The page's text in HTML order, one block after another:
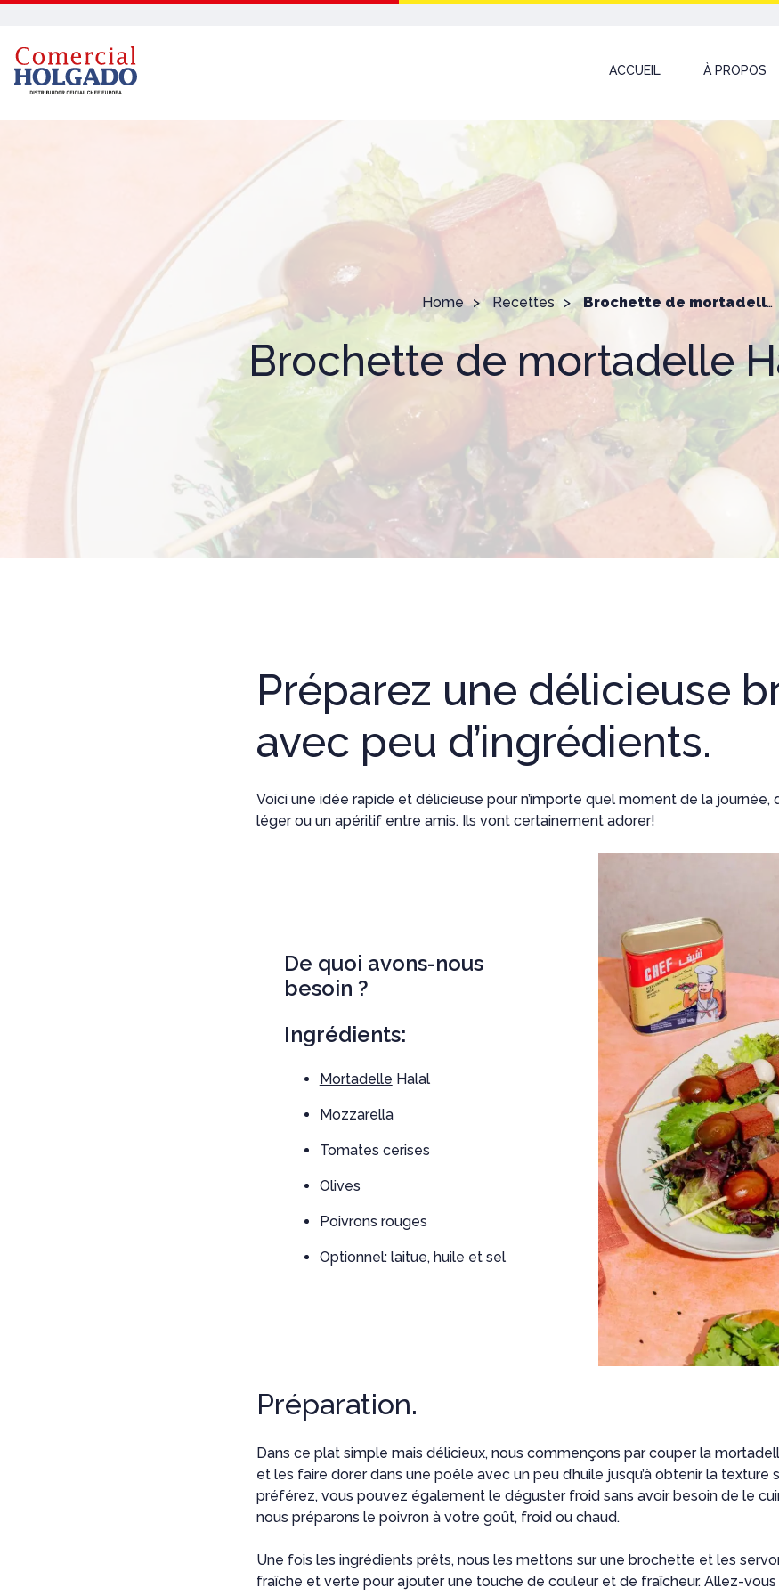
ACCUEIL À PROPOS
Home Recettes Brochette de mortadelle Halal Chef
Brochette de mortadelle
Préparez une délicieuse
avec peu d’ingrédients.
Voici une idée rapide et délicieuse pour n’importe quel moment de la journée,
léger ou un apéritif entre amis. Ils vont certainement adorer!
De quoi avons-nous
besoin ?
Ingrédients:
Mortadelle Halal
Mozzarella
Tomates cerises
Olives
Poivrons rouges
Optionnel: laitue, huile et sel
Préparation.
Dans ce plat simple mais délicieux, nous commençons par couper la
et les faire dorer dans une poêle avec un peu d’huile jusqu’à obtenir la texture
préférez, vous pouvez également le déguster froid sans avoir besoin de le
nous préparons le poivron à votre goût, froid ou chaud.
Une fois les ingrédients prêts, nous les mettons sur une brochette et les
fraîche et verte pour ajouter une touche de couleur et de fraîcheur. Allez-